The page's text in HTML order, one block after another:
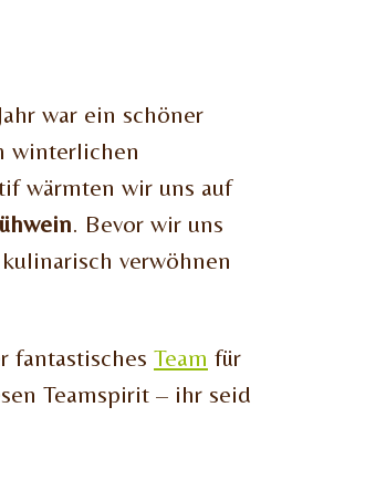
war ein schöner
winterlichen
wärmten wir uns auf
. Bevor wir uns
verwöhnen
fantastisches Team für
Teamspirit – ihr seid